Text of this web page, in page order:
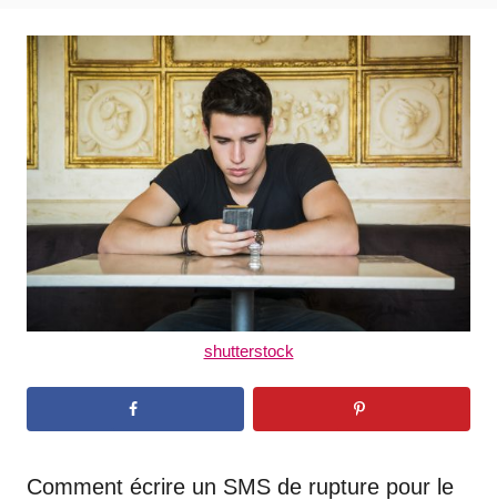
o
t
e
d
o
n
shutterstock
Comment écrire un SMS de rupture pour le